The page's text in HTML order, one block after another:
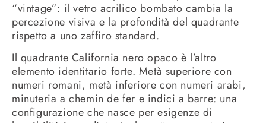
“vintage”: il vetro acrilico bombato cambia la
percezione visiva e la profondità del quadrante
rispetto a uno zaffiro standard.
Il quadrante California nero opaco è l’altro
elemento identitario forte. Metà superiore con
numeri romani, metà inferiore con numeri arabi,
minuteria a chemin de fer e indici a barre: una
configurazione che nasce per esigenze di